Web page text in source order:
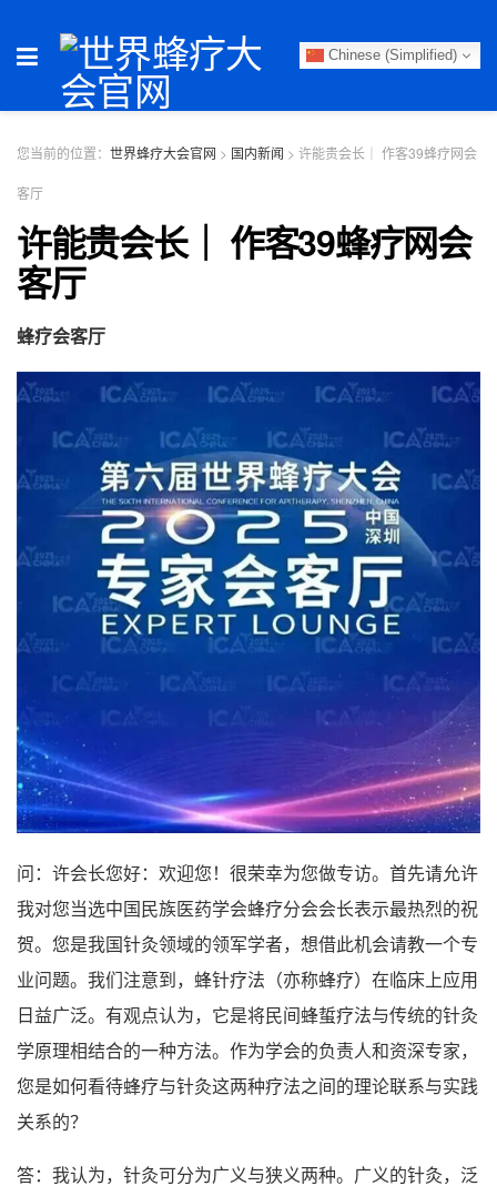
Chinese (Simplified)
您当前的位置： 世界蜂疗大会官网 > 国内新闻 > 许能贵会长｜ 作客39蜂疗网会
客厅
许能贵会长｜ 作客39蜂疗网会
客厅
蜂疗会客厅
问：许会长您好：欢迎您！很荣幸为您做专访。首先请允许
我对您当选中国民族医药学会蜂疗分会会长表示最热烈的祝
贺。您是我国针灸领域的领军学者，想借此机会请教一个专
业问题。我们注意到，蜂针疗法（亦称蜂疗）在临床上应用
日益广泛。有观点认为，它是将民间蜂蜇疗法与传统的针灸
学原理相结合的一种方法。作为学会的负责人和资深专家，
您是如何看待蜂疗与针灸这两种疗法之间的理论联系与实践
关系的？
答：我认为，针灸可分为广义与狭义两种。广义的针灸，泛